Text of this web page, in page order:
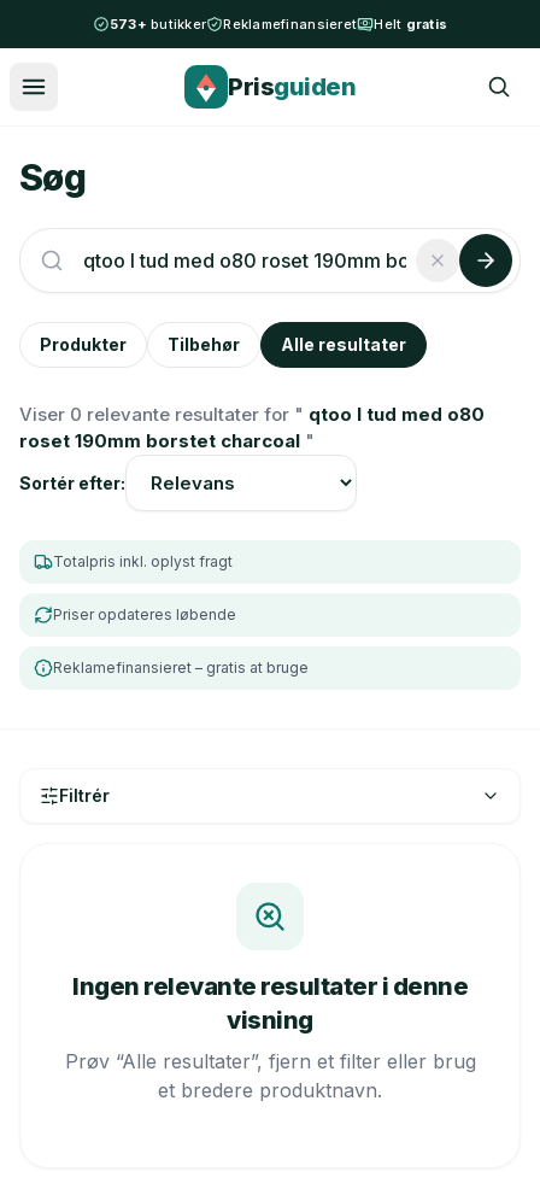
Spring til indhold
573+butikker Reklamefinansieret Helt gratis
Prisguiden
Søg
Produkter Tilbehør Alle resultater
Viser 0 relevante resultater for " qtoo l tud med o80
roset 190mm borstet charcoal "
Sortér efter:
Totalpris inkl. oplyst fragt
Priser opdateres løbende
Reklamefinansieret – gratis at bruge
Filtrér
Ingen relevante resultater i denne
visning
Prøv “Alle resultater”, fjern et filter eller brug
et bredere produktnavn.